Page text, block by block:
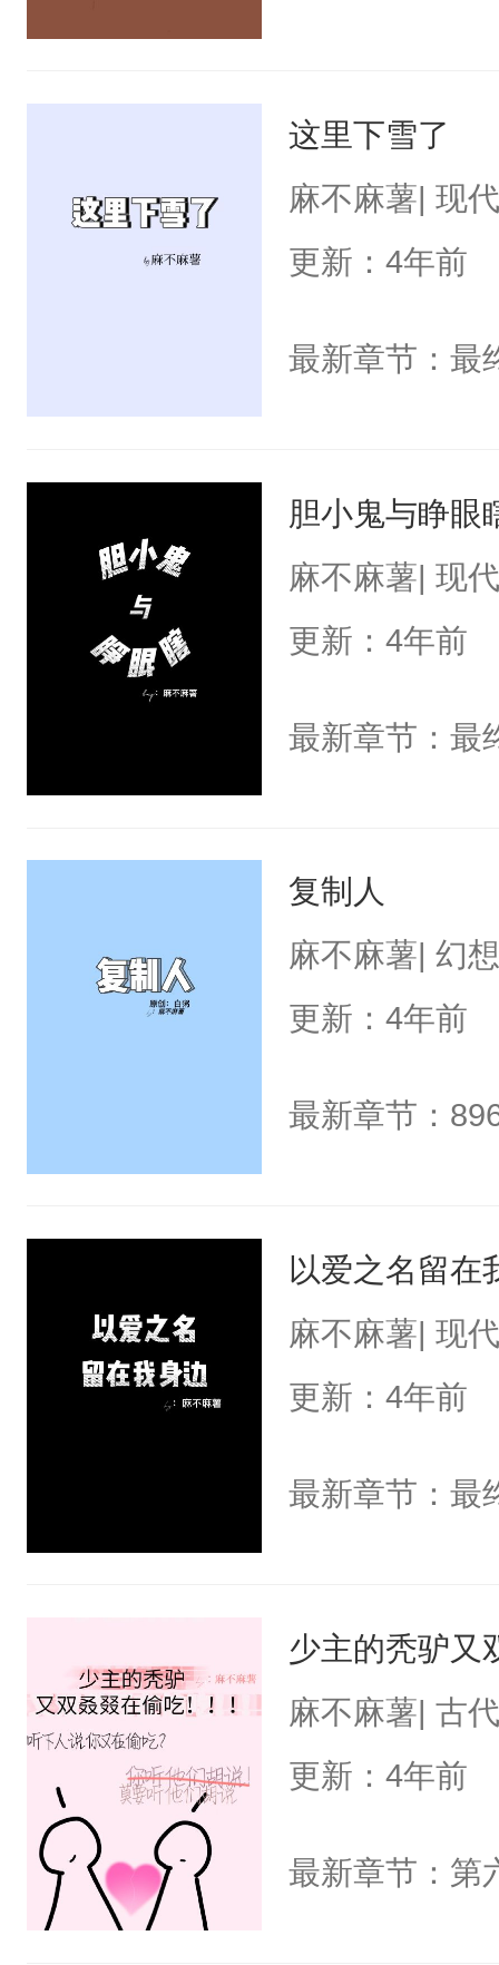
这里下雪了
麻不麻薯| 现
更新：4年前
最新章节：最
胆小鬼与睁眼
麻不麻薯| 现
更新：4年前
最新章节：最
复制人
麻不麻薯| 幻
更新：4年前
最新章节：
以爱之名留在
麻不麻薯| 现
更新：4年前
最新章节：最
少主的秃驴又
麻不麻薯| 古
更新：4年前
最新章节：第